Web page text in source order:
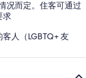
况而定。住客可通过
求
人（LGBTQ+ 友